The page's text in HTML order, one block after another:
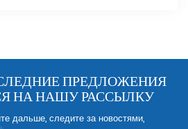
ПРЕДЛОЖЕНИЯ
НА НАШУ РАССЫЛКУ
дальше, следите за новостями,